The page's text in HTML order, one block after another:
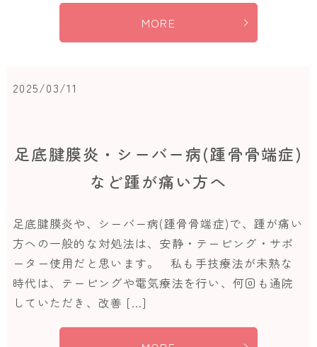
MORE
2025/03/11
足底腱膜炎・シーバー病(踵骨骨端症)
など踵が痛い方へ
足底腱膜炎や、シーバー病(踵骨骨端症)で、踵が痛い
方への一般的な対処法は、安静・テーピング・サポ
ーター使用だと思います。 私も手技療法が未熟な
時代は、テーピングや電気療法を行い、何回も通院
していただき、改善 […]